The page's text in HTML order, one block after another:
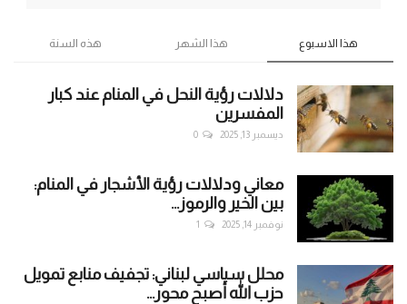
هذا الاسبوع هذا الشهر هذه السنة
دلالات رؤية النحل في المنام عند كبار
المفسرين
ديسمبر 13, 2025 0
معاني ودلالات رؤية الأشجار في المنام:
بين الخير والرموز...
نوفمبر 14, 2025 1
محلل سياسي لبناني: تجفيف منابع تمويل
حزب الله أصبح محور...